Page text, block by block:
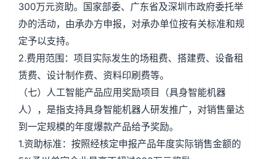
300万元资助。国家部委、广东省及深圳市政府委托举
办的活动，由承办方申报，对承办单位按有关标准和规
定予以支持。
2.费用范围：项目实际发生的场租费、搭建费、设备租
赁费、设计制作费、资料印刷费等。
（七）人工智能产品应用奖励项目（具身智能机器
人），是指支持具身智能机器人研发推广，对销售量达
到一定规模的年度爆款产品给予奖励。
1.资助标准：按照经核定申报产品年度实际销售金额的